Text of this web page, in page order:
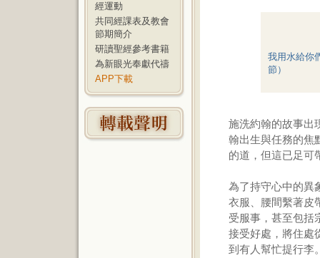
經運動
共同經課表及教會
節期簡介
研讀聖經參考書籍
為新眼光奉獻代禱
APP下載
我用水給你
節）
施洗約翰的故事出
翰出生與任務的焦
的道，但這已足可
為了持守心中的異
衣服、腰間繫著皮
受服事，甚至包括
接受好處，將住處
到有人幫忙提行李